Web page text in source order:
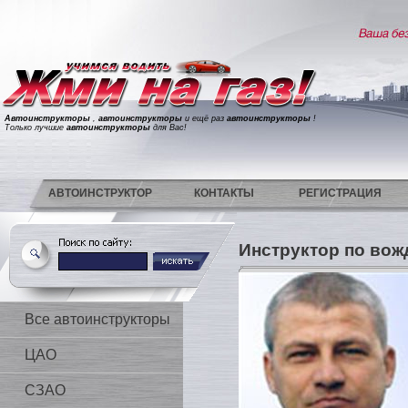
Автоинструкторы , автоинструкторы и ещё раз автоинструкторы !
Только лучшие автоинструкторы для Вас!
АВТОИНСТРУКТОР КОНТАКТЫ РЕГИСТРАЦИЯ
Все автоинструкторы
ЦАО
СЗАО
Инструктор по